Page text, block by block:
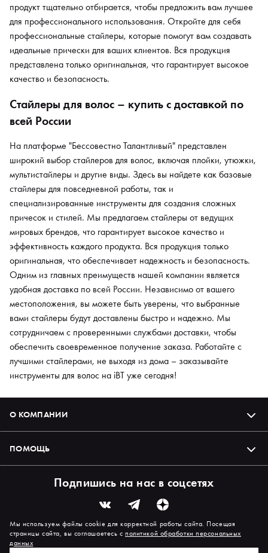
продукт тщательно отбирается, чтобы предложить вам лучшее
для профессионального использования. Откройте для себя
профессиональные стайлеры, которые помогут вам создавать
идеальные прически для ваших клиентов. Вся продукция
представлена только оригинальная, что гарантирует высокое
качество и безопасность.
Стайлеры для волос – купить с доставкой по
всей России
На платформе "Бессовестно Талантливый" представлен
широкий выбор стайлеров для волос, включая плойки, утюжки,
мультистайлеры и другие виды. Здесь вы найдете как базовые
стайлеры для повседневной работы, так и
специализированные инструменты для создания сложных
причесок и стилей. Мы предлагаем стайлеры от ведущих
мировых брендов, что гарантирует высокое качество и
эффективность каждого продукта. Вся продукция только
оригинальная, что обеспечивает надежность и безопасность.
Одним из главных преимуществ нашей компании является
удобная доставка по всей России. Независимо от вашего
местоположения, вы можете быть уверены, что выбранные
вами стайлеры будут доставлены быстро и надежно. Мы
сотрудничаем с проверенными службами доставки, чтобы
обеспечить своевременное получение заказа. Работайте с
лучшими стайлерами, не выходя из дома – заказывайте
инструменты для волос на iBT уже сегодня!
О КОМПАНИИ
ПОМОЩЬ
Подпишись на нас в соцсетях
Мы используем файлы cookie для корректной работы сайта. Посещая
страницы сайта, вы соглашаетесь сполитикой обработки персональных
данных